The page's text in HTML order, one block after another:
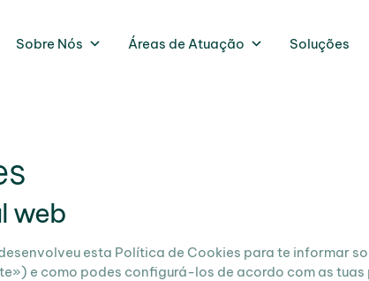
Sobre Nós Áreas de Atuação Soluções
web
esta Política de Cookies para te informar
e como podes configurá-los de acordo com as